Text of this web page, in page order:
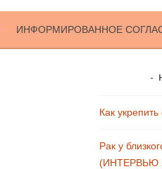
ИНФОРМИРОВАННОЕ
Как укрепить
Рак у
(ИНТЕРВЬЮ